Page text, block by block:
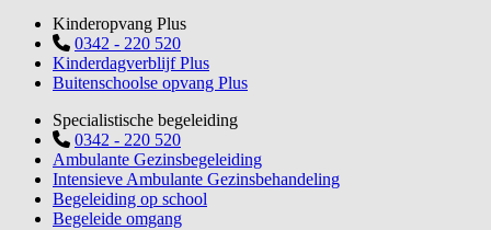
Kinderopvang Plus
0342 - 220 520
Kinderdagverblijf Plus
Buitenschoolse opvang Plus
Specialistische begeleiding
0342 - 220 520
Ambulante Gezinsbegeleiding
Intensieve Ambulante Gezinsbehandeling
Begeleiding op school
Begeleide omgang